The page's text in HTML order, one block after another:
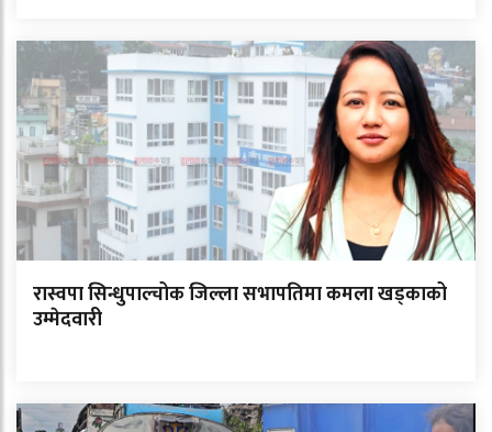
रास्वपा सिन्धुपाल्चोक जिल्ला सभापतिमा कमला खड्काको
उम्मेदवारी